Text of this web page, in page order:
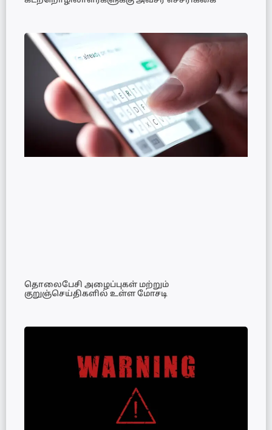
தொலைபேசி அழைப்புகள் மற்றும்
குறுஞ்செய்திகளில் உள்ள மோசடி